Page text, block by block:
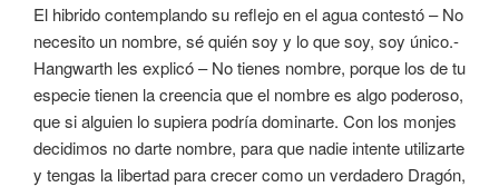
El hibrido contemplando su reflejo en el agua contestó – No
necesito un nombre, sé quién soy y lo que soy, soy único.-
Hangwarth les explicó – No tienes nombre, porque los de tu
especie tienen la creencia que el nombre es algo poderoso,
que si alguien lo supiera podría dominarte. Con los monjes
decidimos no darte nombre, para que nadie intente utilizarte
y tengas la libertad para crecer como un verdadero Dragón,